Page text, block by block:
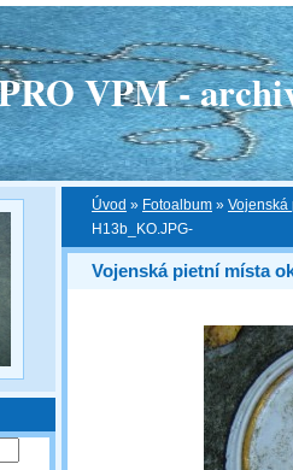
VPM -
Úvod » Fotoalbum » Vojenská
H13b_KO.JPG-
Vojenská pietní místa